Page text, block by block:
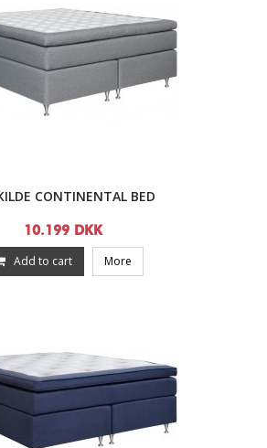
CONTINENTAL BED
10.199 DKK
Add to cart More